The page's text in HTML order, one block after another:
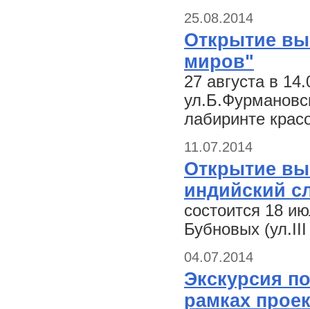
25.08.2014
Открытие
миров"
27 августа в
лабиринте
11.07.2014
Открытие
индийский
состоится 18
Бубновых
04.07.2014
Экскурсия
рамках